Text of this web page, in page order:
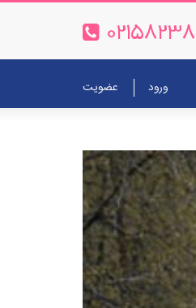
02158238
ورود عضویت